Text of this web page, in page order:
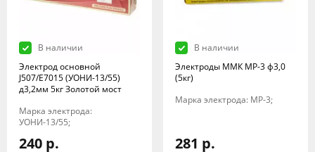
В наличии
Электрод основной
J507/E7015 (УОНИ-13/55)
д3,2мм 5кг Золотой мост
Марка электрода:
УОНИ-13/55;
240 р.
В наличии
Электроды ММК МР-3 ф3,0
(5кг)
Марка электрода: МР-3;
281 р.